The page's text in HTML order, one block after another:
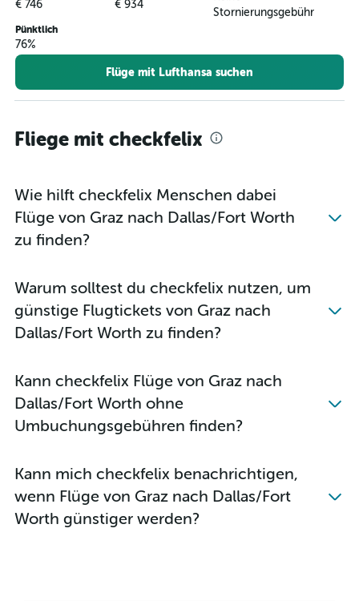
€ 746 € 934
Stornierungsgebühr
Pünktlich
76%
Flüge mit Lufthansa suchen
Fliege mit checkfelix
Wie hilft checkfelix Menschen dabei
Flüge von Graz nach Dallas/Fort Worth
zu finden?
Warum solltest du checkfelix nutzen, um
günstige Flugtickets von Graz nach
Dallas/Fort Worth zu finden?
Kann checkfelix Flüge von Graz nach
Dallas/Fort Worth ohne
Umbuchungsgebühren finden?
Kann mich checkfelix benachrichtigen,
wenn Flüge von Graz nach Dallas/Fort
Worth günstiger werden?